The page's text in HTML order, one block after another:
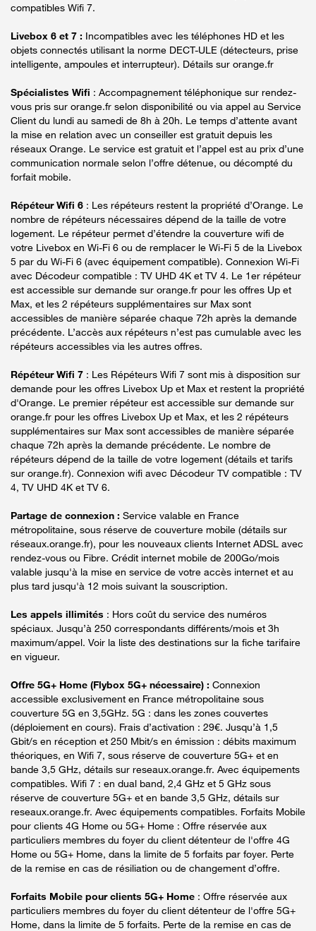
compatibles Wifi 7.
Livebox 6 et 7 : Incompatibles avec les téléphones HD et les
objets connectés utilisant la norme DECT-ULE (détecteurs, prise
intelligente, ampoules et interrupteur). Détails sur orange.fr
Spécialistes Wifi : Accompagnement téléphonique sur rendez-
vous pris sur orange.fr selon disponibilité ou via appel au Service
Client du lundi au samedi de 8h à 20h. Le temps d’attente avant
la mise en relation avec un conseiller est gratuit depuis les
réseaux Orange. Le service est gratuit et l’appel est au prix d’une
communication normale selon l’offre détenue, ou décompté du
forfait mobile.
Répéteur Wifi 6 : Les répéteurs restent la propriété d’Orange. Le
nombre de répéteurs nécessaires dépend de la taille de votre
logement. Le répéteur permet d’étendre la couverture wifi de
votre Livebox en Wi-Fi 6 ou de remplacer le Wi-Fi 5 de la Livebox
5 par du Wi-Fi 6 (avec équipement compatible). Connexion Wi-Fi
avec Décodeur compatible : TV UHD 4K et TV 4. Le 1er répéteur
est accessible sur demande sur orange.fr pour les offres Up et
Max, et les 2 répéteurs supplémentaires sur Max sont
accessibles de manière séparée chaque 72h après la demande
précédente. L’accès aux répéteurs n’est pas cumulable avec les
répéteurs accessibles via les autres offres.
Répéteur Wifi 7 : Les Répéteurs Wifi 7 sont mis à disposition sur
demande pour les offres Livebox Up et Max et restent la propriété
d'Orange. Le premier répéteur est accessible sur demande sur
orange.fr pour les offres Livebox Up et Max, et les 2 répéteurs
supplémentaires sur Max sont accessibles de manière séparée
chaque 72h après la demande précédente. Le nombre de
répéteurs dépend de la taille de votre logement (détails et tarifs
sur orange.fr). Connexion wifi avec Décodeur TV compatible : TV
4, TV UHD 4K et TV 6.
Partage de connexion : Service valable en France
métropolitaine, sous réserve de couverture mobile (détails sur
réseaux.orange.fr), pour les nouveaux clients Internet ADSL avec
rendez-vous ou Fibre. Crédit internet mobile de 200Go/mois
valable jusqu'à la mise en service de votre accès internet et au
plus tard jusqu'à 12 mois suivant la souscription.
Les appels illimités : Hors coût du service des numéros
spéciaux. Jusqu’à 250 correspondants différents/mois et 3h
maximum/appel. Voir la liste des destinations sur la fiche tarifaire
en vigueur.
Offre 5G+ Home (Flybox 5G+ nécessaire) : Connexion
accessible exclusivement en France métropolitaine sous
couverture 5G en 3,5GHz. 5G : dans les zones couvertes
(déploiement en cours). Frais d’activation : 29€. Jusqu’à 1,5
Gbit/s en réception et 250 Mbit/s en émission : débits maximum
théoriques, en Wifi 7, sous réserve de couverture 5G+ et en
bande 3,5 GHz, détails sur reseaux.orange.fr. Avec équipements
compatibles. Wifi 7 : en dual band, 2,4 GHz et 5 GHz sous
réserve de couverture 5G+ et en bande 3,5 GHz, détails sur
reseaux.orange.fr. Avec équipements compatibles. Forfaits Mobile
pour clients 4G Home ou 5G+ Home : Offre réservée aux
particuliers membres du foyer du client détenteur de l'offre 4G
Home ou 5G+ Home, dans la limite de 5 forfaits par foyer. Perte
de la remise en cas de résiliation ou de changement d’offre.
Forfaits Mobile pour clients 5G+ Home : Offre réservée aux
particuliers membres du foyer du client détenteur de l'offre 5G+
Home, dans la limite de 5 forfaits. Perte de la remise en cas de